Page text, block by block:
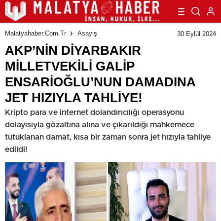
Malatyahaber.com.tr Asayiş 30 Eylül 2024
AKP’NİN DİYARBAKIR
MİLLETVEKİLİ GALİP
ENSARİOĞLU’NUN DAMADINA
JET HIZIYLA TAHLİYE!
Kripto para ve internet dolandırıcılığı operasyonu
dolayısıyla gözaltına alına ve çıkarıldığı mahkemece
tutuklanan damat, kısa bir zaman sonra jet hızıyla tahliye
edildi!